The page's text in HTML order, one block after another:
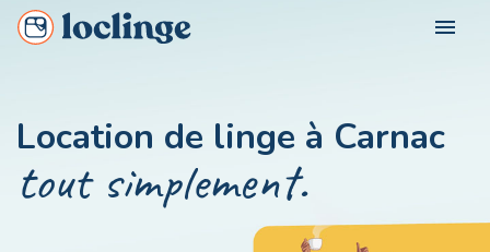
menu
Loclinge Vacancier
Loclinge Propriétaire
Loclinge Professionnel
NOS VILLES
Location de linge à Carnac
tout simplement.